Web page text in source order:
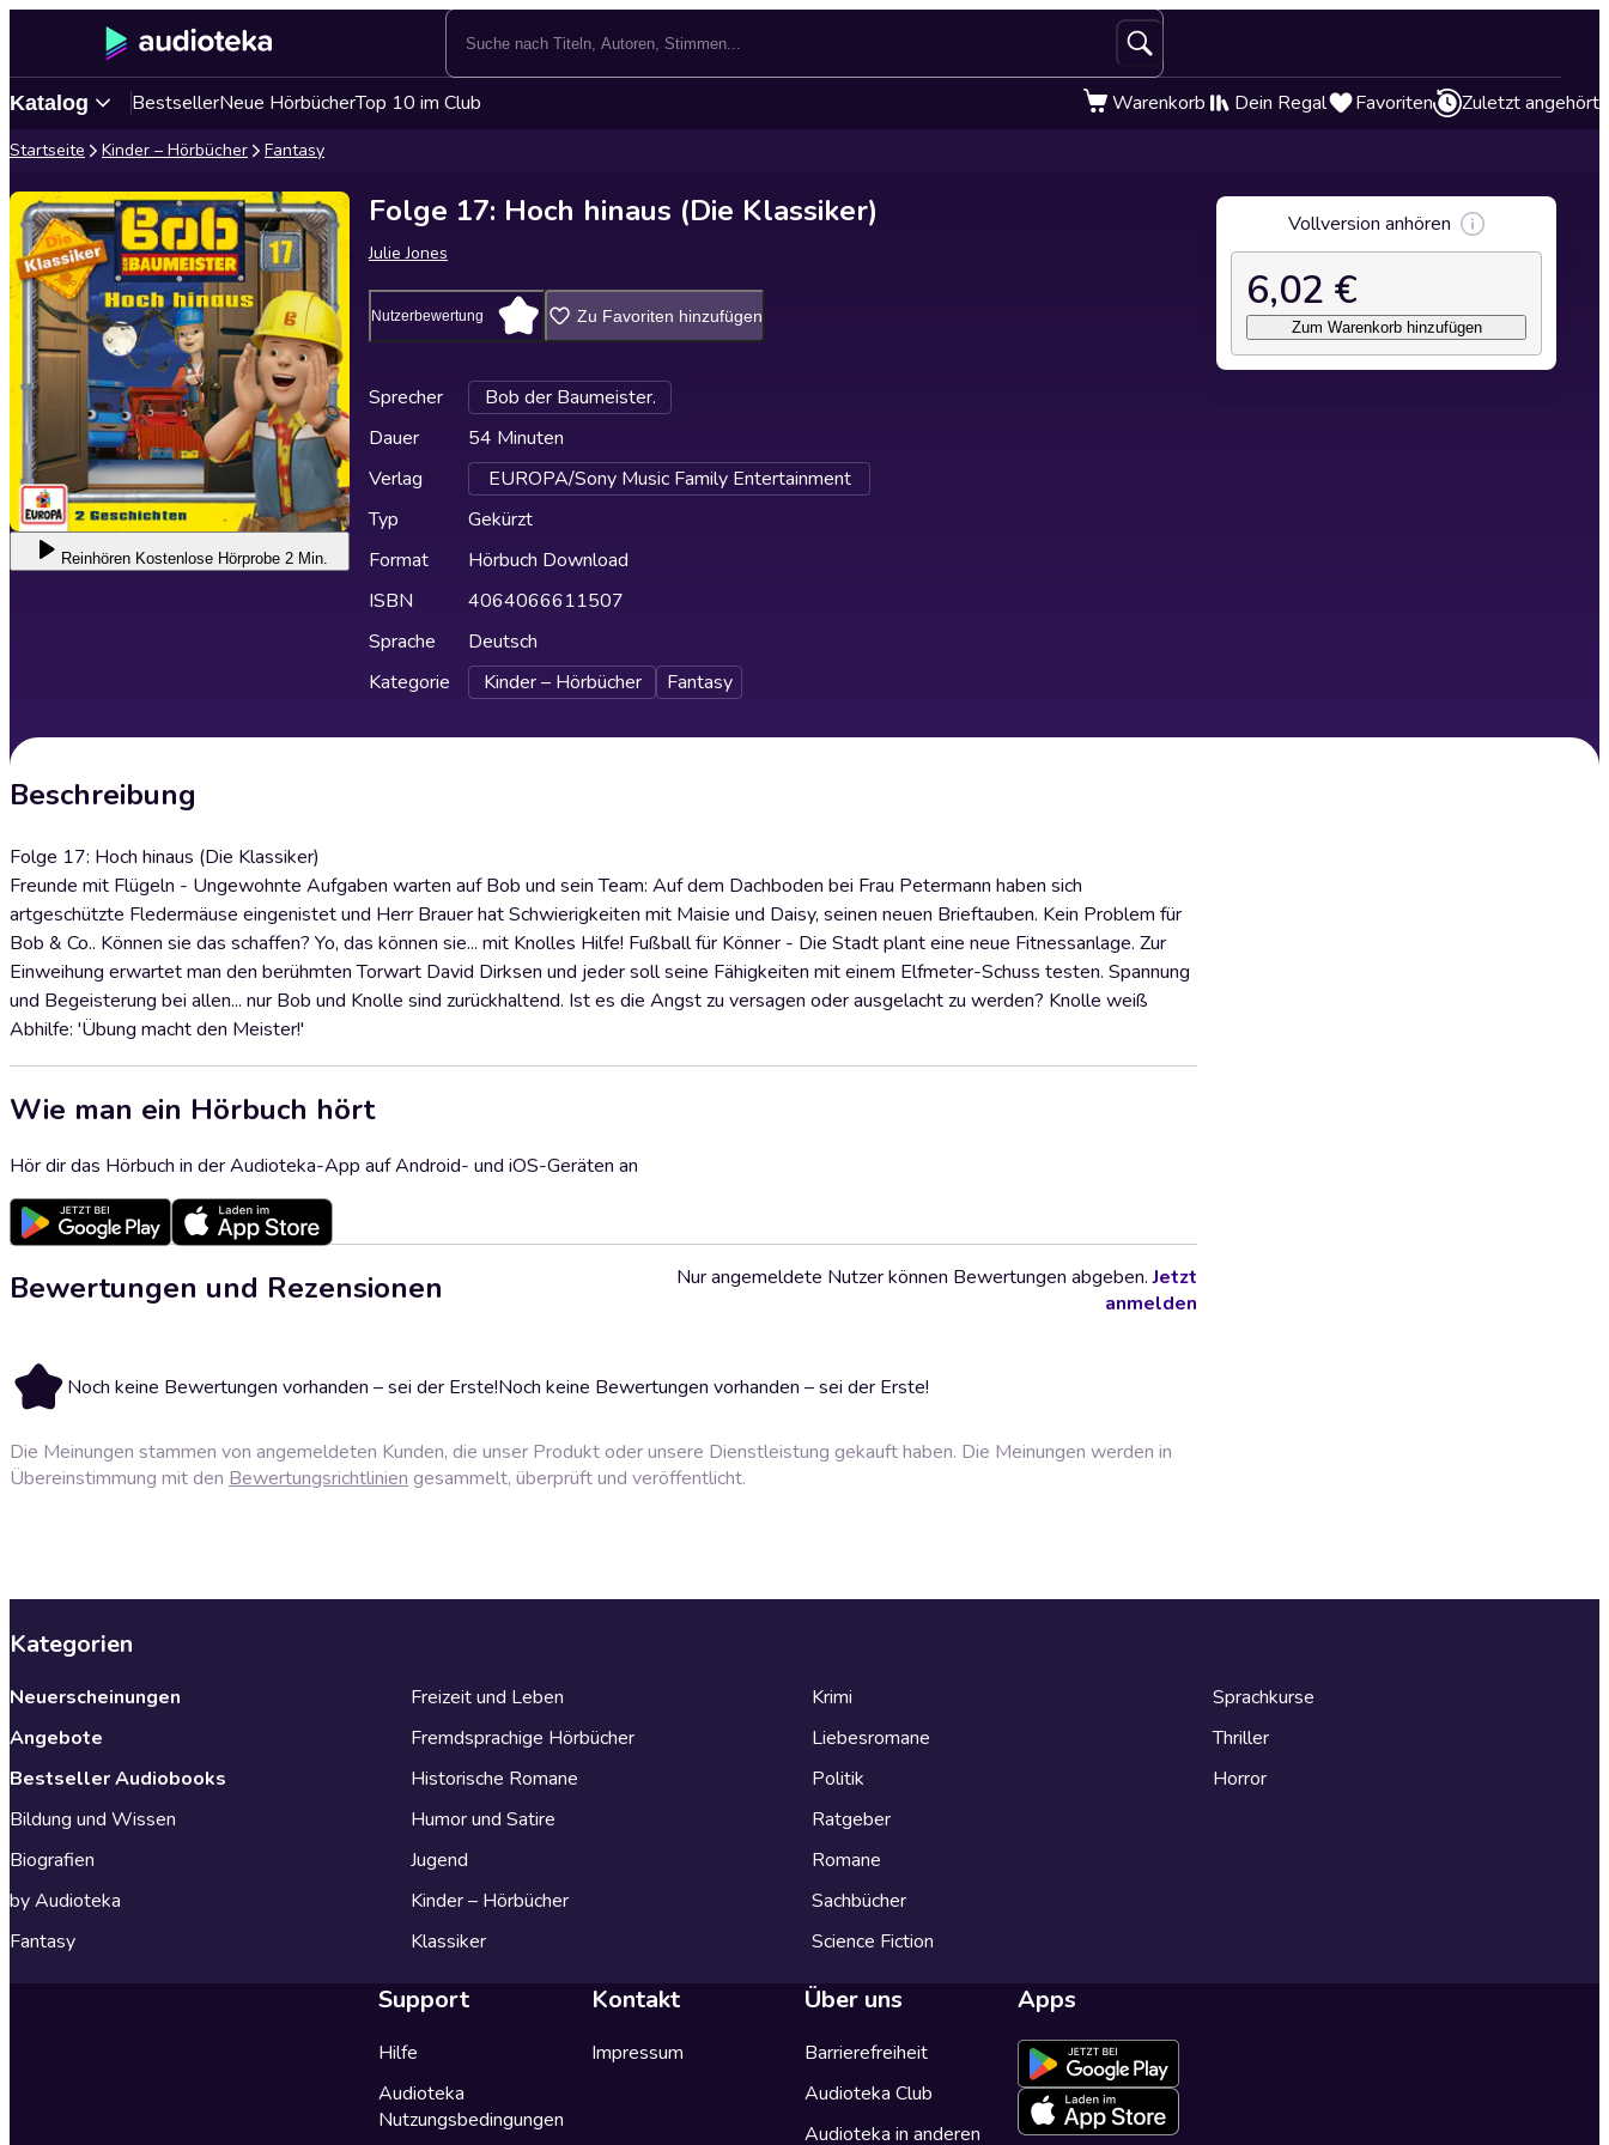
Katalog BestsellerNeue HörbücherTop 10 im Club Warenkorb Dein Regal Favoriten Zuletzt angehört
Startseite Kinder – Hörbücher Fantasy
Reinhören Kostenlose Hörprobe 2 Min.
Folge 17: Hoch hinaus (Die Klassiker)
Julie Jones
Nutzerbewertung Zu Favoriten hinzufügen
Sprecher
Bob der Baumeister.
Dauer
54 Minuten
Verlag
EUROPA/Sony Music Family Entertainment
Typ
Gekürzt
Format
Hörbuch Download
ISBN
4064066611507
Sprache
Deutsch
Kategorie
Kinder – Hörbücher Fantasy
Beschreibung
Folge 17: Hoch hinaus (Die Klassiker)
Freunde mit Flügeln - Ungewohnte Aufgaben warten auf Bob und sein Team: Auf dem Dachboden bei Frau Petermann haben sich
artgeschützte Fledermäuse eingenistet und Herr Brauer hat Schwierigkeiten mit Maisie und Daisy, seinen neuen Brieftauben. Kein Problem für
Bob & Co.. Können sie das schaffen? Yo, das können sie... mit Knolles Hilfe! Fußball für Könner - Die Stadt plant eine neue Fitnessanlage. Zur
Einweihung erwartet man den berühmten Torwart David Dirksen und jeder soll seine Fähigkeiten mit einem Elfmeter-Schuss testen. Spannung
und Begeisterung bei allen... nur Bob und Knolle sind zurückhaltend. Ist es die Angst zu versagen oder ausgelacht zu werden? Knolle weiß
Abhilfe: 'Übung macht den Meister!'
Wie man ein Hörbuch hört
Hör dir das Hörbuch in der Audioteka-App auf Android- und iOS-Geräten an
Bewertungen und Rezensionen
Noch keine Bewertungen vorhanden – sei der Erste!Noch keine Bewertungen vorhanden – sei der Erste!
Nur angemeldete Nutzer können Bewertungen abgeben.Jetzt
anmelden
Die Meinungen stammen von angemeldeten Kunden, die unser Produkt oder unsere Dienstleistung gekauft haben. Die Meinungen werden in
Übereinstimmung mit den Bewertungsrichtlinien gesammelt, überprüft und veröffentlicht.
Vollversion anhören
6,02 €
Zum Warenkorb hinzufügen
Kategorien
Neuerscheinungen
Angebote
Bestseller Audiobooks
Bildung und Wissen
Biografien
by Audioteka
Fantasy
Freizeit und Leben
Fremdsprachige Hörbücher
Historische Romane
Humor und Satire
Jugend
Kinder – Hörbücher
Klassiker
Krimi
Liebesromane
Politik
Ratgeber
Romane
Sachbücher
Science Fiction
Sprachkurse
Thriller
Horror
Support
Hilfe
Audioteka
Nutzungsbedingungen
Kontakt
Impressum
Über uns
Barrierefreiheit
Audioteka Club
Audioteka in anderen
Apps